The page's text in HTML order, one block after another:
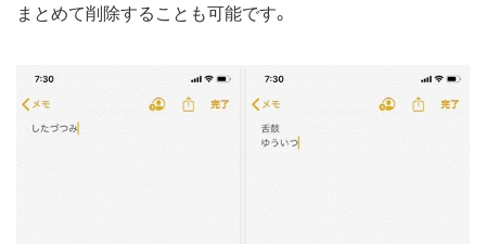
まとめて削除することも可能です。